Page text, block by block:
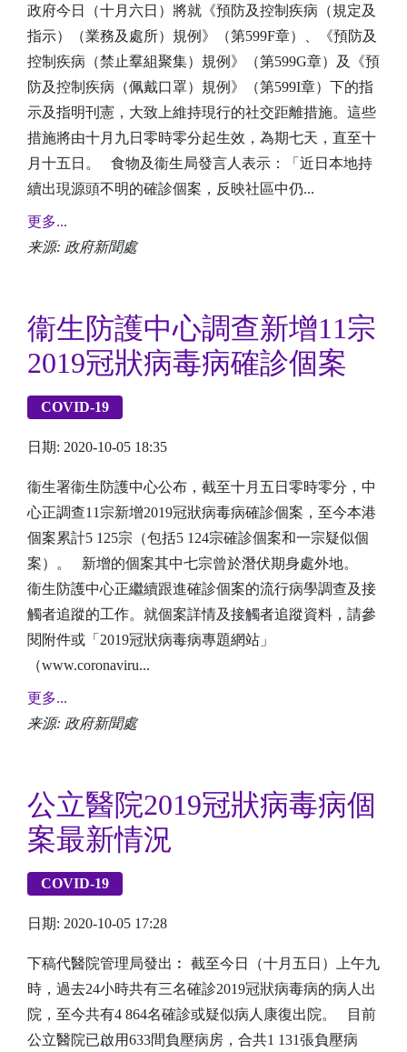
政府今日（十月六日）將就《預防及控制疾病（規定及
指示）（業務及處所）規例》（第599F章）、《預防及
控制疾病（禁止羣組聚集）規例》（第599G章）及《預
防及控制疾病（佩戴口罩）規例》（第599I章）下的指
示及指明刊憲，大致上維持現行的社交距離措施。這些
措施將由十月九日零時零分起生效，為期七天，直至十
月十五日。 食物及衞生局發言人表示：「近日本地持
續出現源頭不明的確診個案，反映社區中仍...
更多...
来源: 政府新聞處
衞生防護中心調查新增11宗
2019冠狀病毒病確診個案
COVID-19
日期: 2020-10-05 18:35
衞生署衞生防護中心公布，截至十月五日零時零分，中
心正調查11宗新增2019冠狀病毒病確診個案，至今本港
個案累計5 125宗（包括5 124宗確診個案和一宗疑似個
案）。 新增的個案其中七宗曾於潛伏期身處外地。
衞生防護中心正繼續跟進確診個案的流行病學調查及接
觸者追蹤的工作。就個案詳情及接觸者追蹤資料，請參
閱附件或「2019冠狀病毒病專題網站」
（www.coronaviru...
更多...
来源: 政府新聞處
公立醫院2019冠狀病毒病個
案最新情況
COVID-19
日期: 2020-10-05 17:28
下稿代醫院管理局發出︰ 截至今日（十月五日）上午九
時，過去24小時共有三名確診2019冠狀病毒病的病人出
院，至今共有4 864名確診或疑似病人康復出院。 目前
公立醫院已啟用633間負壓病房，合共1 131張負壓病